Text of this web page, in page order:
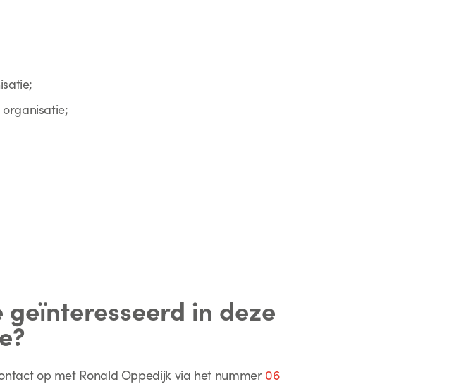
geïnteresseerd in deze
op met Ronald Oppedijk via het nummer 06